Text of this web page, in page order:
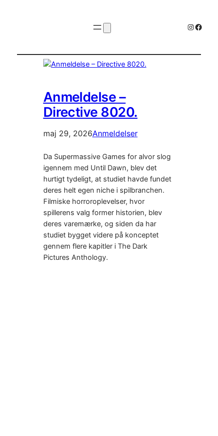
Anmeldelse –
Directive 8020.
maj 29, 2026Anmeldelser
Da Supermassive Games for alvor slog
igennem med Until Dawn, blev det
hurtigt tydeligt, at studiet havde fundet
deres helt egen niche i spilbranchen.
Filmiske horroroplevelser, hvor
spillerens valg former historien, blev
deres varemærke, og siden da har
studiet bygget videre på konceptet
gennem flere kapitler i The Dark
Pictures Anthology.